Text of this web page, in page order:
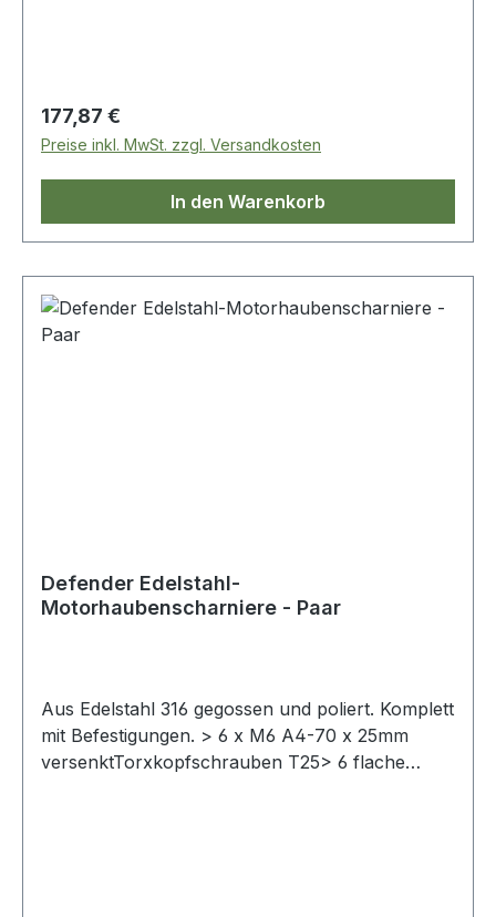
Regulärer Preis:
177,87 €
Preise inkl. MwSt. zzgl. Versandkosten
In den Warenkorb
Defender Edelstahl-
Motorhaubenscharniere - Paar
Aus Edelstahl 316 gegossen und poliert. Komplett
mit Befestigungen. > 6 x M6 A4-70 x 25mm
versenktTorxkopfschrauben T25> 6 flache